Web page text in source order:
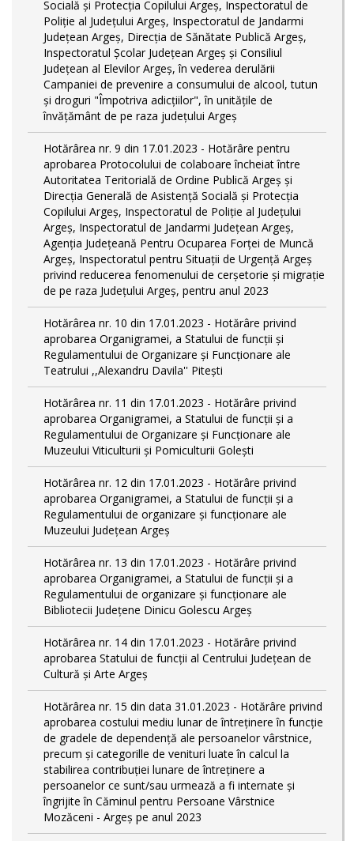
Socială şi Protecţia Copilului Argeş, Inspectoratul de
Poliţie al Judeţului Argeş, Inspectoratul de Jandarmi
Judeţean Argeş, Direcția de Sănătate Publică Argeș,
Inspectoratul Școlar Județean Argeș și Consiliul
Județean al Elevilor Argeș, în vederea derulării
Campaniei de prevenire a consumului de alcool, tutun
și droguri "Împotriva adicțiilor", în unitățile de
învățământ de pe raza județului Argeș
Hotărârea nr. 9 din 17.01.2023 - Hotărâre pentru
aprobarea Protocolului de colaboare încheiat între
Autoritatea Teritorială de Ordine Publică Argeş şi
Direcţia Generală de Asistenţă Socială şi Protecţia
Copilului Argeş, Inspectoratul de Poliţie al Judeţului
Argeş, Inspectoratul de Jandarmi Judeţean Argeş,
Agenţia Judeţeană Pentru Ocuparea Forţei de Muncă
Argeş, Inspectoratul pentru Situații de Urgență Argeş
privind reducerea fenomenului de cerşetorie şi migraţie
de pe raza Judeţului Argeş, pentru anul 2023
Hotărârea nr. 10 din 17.01.2023 - Hotărâre privind
aprobarea Organigramei, a Statului de funcţii și
Regulamentului de Organizare și Funcționare ale
Teatrului ,,Alexandru Davila'' Pitești
Hotărârea nr. 11 din 17.01.2023 - Hotărâre privind
aprobarea Organigramei, a Statului de funcții și a
Regulamentului de Organizare și Funcționare ale
Muzeului Viticulturii și Pomiculturii Golești
Hotărârea nr. 12 din 17.01.2023 - Hotărâre privind
aprobarea Organigramei, a Statului de funcții și a
Regulamentului de organizare și funcționare ale
Muzeului Județean Argeș
Hotărârea nr. 13 din 17.01.2023 - Hotărâre privind
aprobarea Organigramei, a Statului de funcții și a
Regulamentului de organizare și funcționare ale
Bibliotecii Județene Dinicu Golescu Argeș
Hotărârea nr. 14 din 17.01.2023 - Hotărâre privind
aprobarea Statului de funcţii al Centrului Județean de
Cultură și Arte Argeș
Hotărârea nr. 15 din data 31.01.2023 - Hotărâre privind
aprobarea costului mediu lunar de întreţinere în funcţie
de gradele de dependenţă ale persoanelor vârstnice,
precum şi categorille de venituri luate în calcul la
stabilirea contribuţiei lunare de întreţinere a
persoanelor ce sunt/sau urmează a fi internate şi
îngrijite în Căminul pentru Persoane Vârstnice
Mozăceni - Argeş pe anul 2023